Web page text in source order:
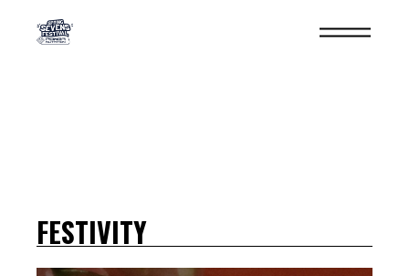
FESTIVITY